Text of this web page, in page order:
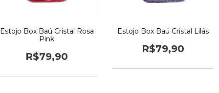
Estojo Box Baú Cristal Rosa
Pink
R$79,90
Estojo Box Baú Cristal Lilás
R$79,90